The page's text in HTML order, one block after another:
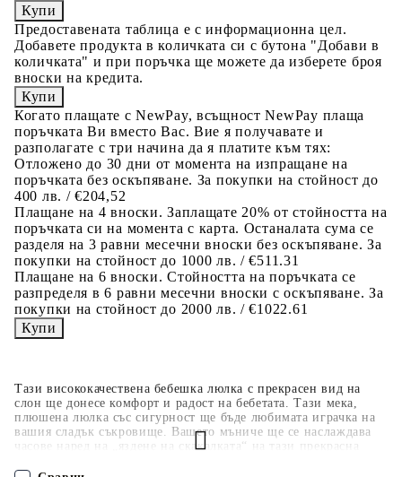
Тази висококачествена бебешка люлка с прекрасен вид на
слон ще донесе комфорт и радост на бебетата. Тази мека,
плюшена люлка със сигурност ще бъде любимата играчка на
вашия сладък съкровище. Вашето мъниче ще се наслаждава
часове наред на „яздене на скакалката“ на тази прекрасна
Предоставената таблица е с информационна цел.
Добавете продукта в количката си с бутона "Добави в
количката" и при поръчка ще можете да изберете броя
вноски на кредита.
Когато плащате с NewPay, всъщност NewPay плаща
поръчката Ви вместо Вас. Вие я получавате и
разполагате с три начина да я платите към тях:
Отложено до 30 дни от момента на изпращане на
поръчката без оскъпяване. За покупки на стойност до
400 лв. / €204,52
Плащане на 4 вноски. Заплащате 20% от стойността на
поръчката си на момента с карта. Останалата сума се
разделя на 3 равни месечни вноски без оскъпяване. За
покупки на стойност до 1000 лв. / €511.31
Плащане на 6 вноски. Стойността на поръчката се
разпределя в 6 равни месечни вноски с оскъпяване. За
покупки на стойност до 2000 лв. / €1022.61